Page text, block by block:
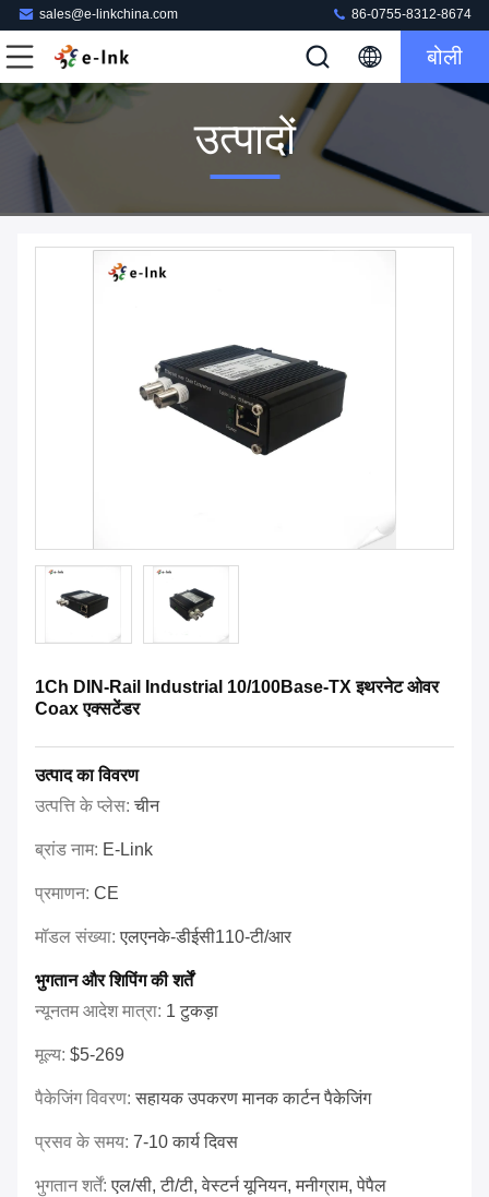
sales@e-linkchina.com 86-0755-8312-8674
बोली
उत्पादों
1Ch DIN-Rail Industrial 10/100Base-TX इथरनेट ओवर
Coax एक्सटेंडर
उत्पाद का विवरण
उत्पत्ति के प्लेस:चीन
ब्रांड नाम: E-Link
प्रमाणन: CE
मॉडल संख्या:एलएनके-डीईसी110-टी/आर
भुगतान और शिपिंग की शर्तें
न्यूनतम आदेश मात्रा: 1 टुकड़ा
मूल्य: $5-269
पैकेजिंग विवरण:सहायक उपकरण मानक कार्टन पैकेजिंग
प्रसव के समय: 7-10 कार्य दिवस
भुगतान शर्तें:एल/सी, टी/टी, वेस्टर्न यूनियन, मनीग्राम, पेपैल